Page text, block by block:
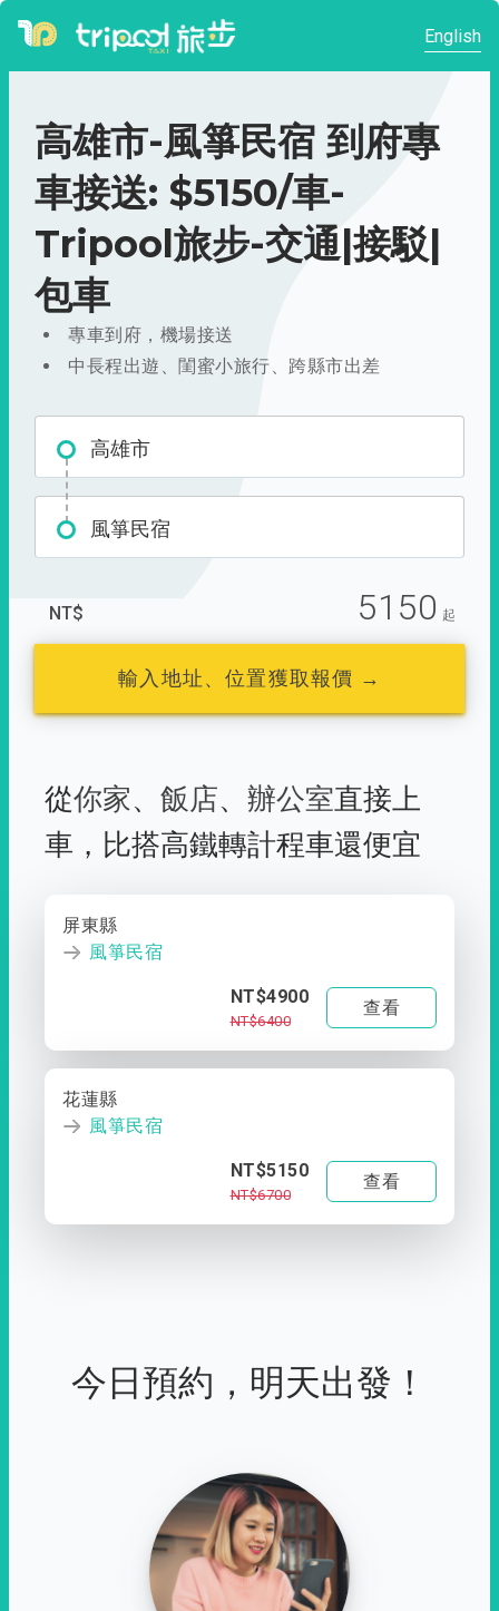
English
高雄市-風箏民宿 到府專
車接送: $5150/車-
Tripool旅步-交通|接駁|
包車
專車到府，機場接送
中長程出遊、閨蜜小旅行、跨縣市出差
高雄市
風箏民宿
NT$ 5150 起
輸入地址、位置獲取報價 →
從你家、 飯店、 辦公室直接上
車， 比搭高鐵轉計程車還便宜
屏東縣
風箏民宿
NT$4900
NT$6400
查看
花蓮縣
風箏民宿
NT$5150
NT$6700
查看
今日預約，明天出發！